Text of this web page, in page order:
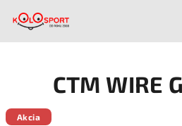
CTM WIRE
Akcia